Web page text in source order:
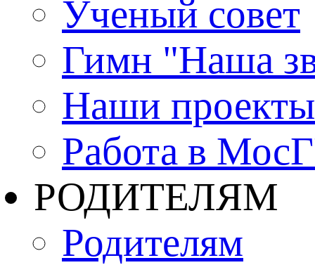
Ученый совет
Гимн "Наша
Наши проекты
Работа в
РОДИТЕЛЯМ
Родителям